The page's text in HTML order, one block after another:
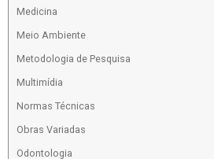
Medicina
Meio Ambiente
Metodologia de Pesquisa
Multimídia
Normas Técnicas
Obras Variadas
Odontologia